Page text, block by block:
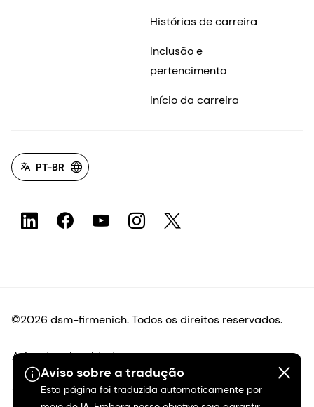
Aviso sobre a tradução
Esta página foi traduzida automaticamente por
Histórias de carreira
Inclusão e
pertencimento
Início da carreira
PT-BR
©2026 dsm-firmenich. Todos os direitos reservados.
Aviso de privacidade
Termos de uso